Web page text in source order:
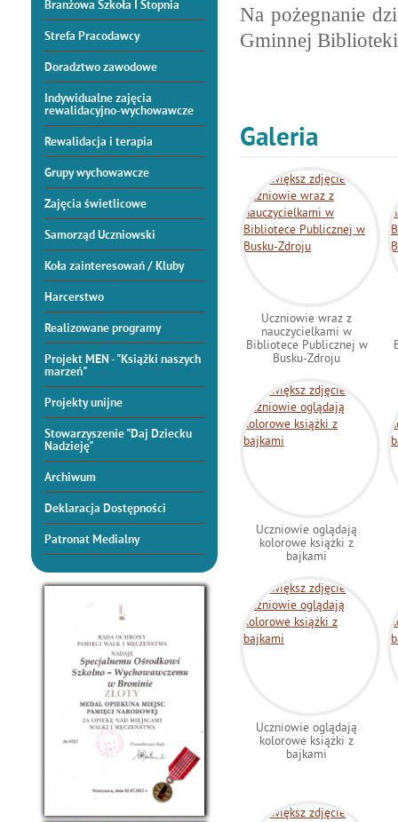
Branżowa Szkoła I Stopnia
Strefa Pracodawcy
Doradztwo zawodowe
Indywidualne zajęcia
rewalidacyjno-wychowawcze
Rewalidacja i terapia
Grupy wychowawcze
Zajęcia świetlicowe
Samorząd Uczniowski
Koła zainteresowań / Kluby
Harcerstwo
Realizowane programy
Projekt MEN - "Książki naszych
marzeń"
Projekty unijne
Stowarzyszenie "Daj Dziecku
Nadzieję"
Archiwum
Deklaracja Dostępności
Patronat Medialny
Na pożegnanie
Gminnej
Galeria
Uczniowie wraz z
nauczycielkami w
Bibliotece Publicznej w
Busku-Zdroju
Uczniowie oglądają
kolorowe książki z
bajkami
Uczniowie oglądają
kolorowe książki z
bajkami